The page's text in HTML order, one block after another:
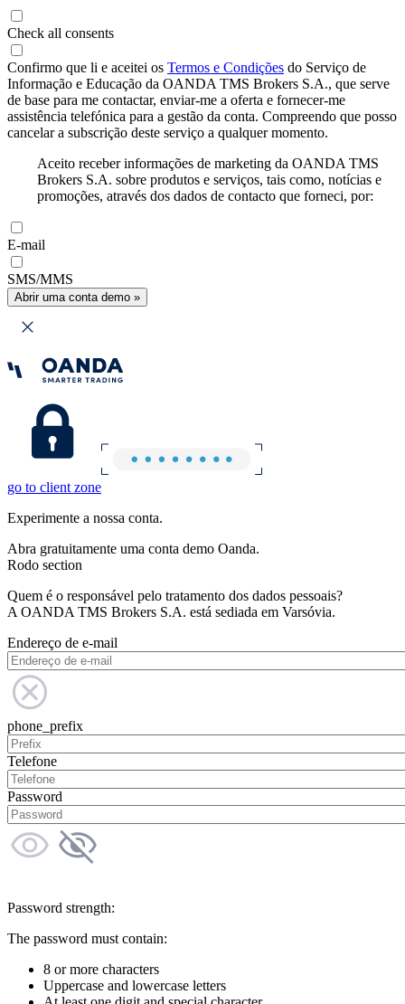
Check all consents
Confirmo que li e aceitei os Termos e Condições do Serviço de
Informação e Educação da OANDA TMS Brokers S.A., que serve
de base para me contactar, enviar-me a oferta e fornecer-me
assistência telefónica para a gestão da conta. Compreendo que posso
cancelar a subscrição deste serviço a qualquer momento.
Aceito receber informações de marketing da OANDA TMS
Brokers S.A. sobre produtos e serviços, tais como, notícias e
promoções, através dos dados de contacto que forneci, por:
E-mail
SMS/MMS
Abrir uma conta demo »
go to client zone
Experimente a nossa conta.
Abra gratuitamente uma conta demo Oanda.
Rodo section
Quem é o responsável pelo tratamento dos dados pessoais?
A OANDA TMS Brokers S.A. está sediada em Varsóvia.
Endereço de e-mail
phone_prefix
Telefone
Password
Password strength:
The password must contain:
8 or more characters
Uppercase and lowercase letters